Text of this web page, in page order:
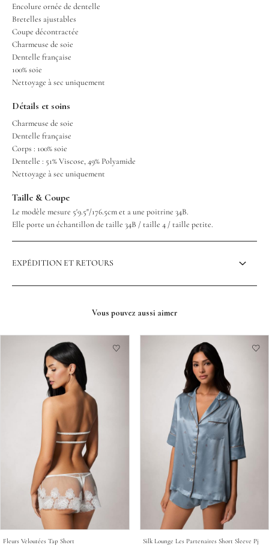
Encolure ornée de dentelle
Bretelles ajustables
Coupe décontractée
Charmeuse de soie
Dentelle française
100% soie
Nettoyage à sec uniquement
Détails et soins
Charmeuse de soie
Dentelle française
Corps : 100% soie
Dentelle : 51% Viscose, 49% Polyamide
Nettoyage à sec uniquement
Taille & Coupe
Le modèle mesure 5'9.5"/176.5cm et a une poitrine 34B.
Elle porte un échantillon de taille 34B / taille 4 / taille petite.
EXPÉDITION ET RETOURS
Vous pouvez aussi aimer
Fleurs Veloutées Tap Short
Silk Lounge Les Partenaires Short Sleeve Pj